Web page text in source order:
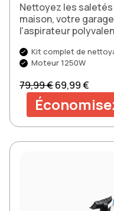
Nettoyez les
maison, votre
l'aspirateur
Kit complet de
Moteur 1250W
Prix normal
79,99 €Prix soldé
69,99 €